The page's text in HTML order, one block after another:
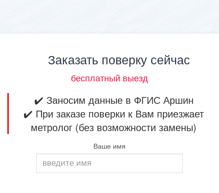
Заказать поверку сейчас
бесплатный выезд
✔️ Заносим данные в ФГИС Аршин
✔️ При заказе поверки к Вам приезжает
метролог (без возможности замены)
Ваше имя